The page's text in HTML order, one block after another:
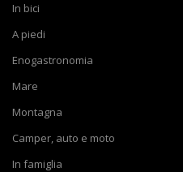
In bici
A piedi
Enogastronomia
Mare
Montagna
Camper, auto e moto
In famiglia